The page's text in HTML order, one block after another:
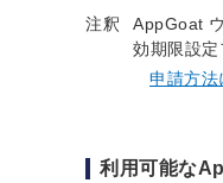
注釈
AppGoat
効期限設定
申請方法
利用可能な